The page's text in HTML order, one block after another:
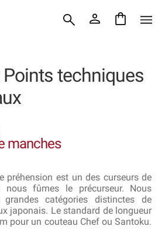
Points techniques
manches
préhension est un des curseurs de
nous fûmes le précurseur. Nous
catégories distinctes de
japonais. Le standard de longueur
pour un couteau Chef ou Santoku.